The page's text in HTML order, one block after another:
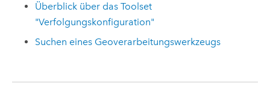
Überblick über das Toolset
"Verfolgungskonfiguration"
Suchen eines Geoverarbeitungswerkzeugs